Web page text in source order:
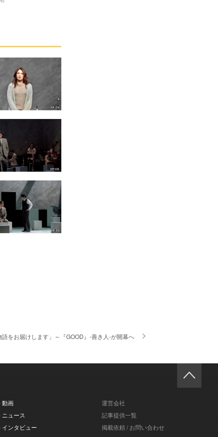
をお届けします」～『GOOD』-善き人-が開幕へ
動画
ニュース
インタビュー
運営会社
記事提供一覧
掲載依頼 / お問い合わせ